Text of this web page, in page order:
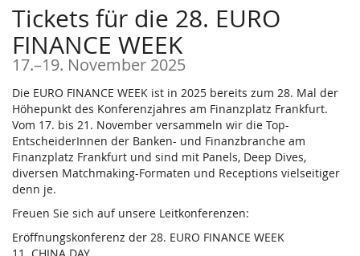
Tickets für die 28. EURO
FINANCE WEEK
17.–bis
19. November 2025
Die EURO FINANCE WEEK ist in 2025 bereits zum 28. Mal der
Höhepunkt des Konferenzjahres am Finanzplatz Frankfurt.
Vom 17. bis 21. November versammeln wir die Top-
EntscheiderInnen der Banken- und Finanzbranche am
Finanzplatz Frankfurt und sind mit Panels, Deep Dives,
diversen Matchmaking-Formaten und Receptions vielseitiger
denn je.
Freuen Sie sich auf unsere Leitkonferenzen:
Eröffnungskonferenz der 28. EURO FINANCE WEEK